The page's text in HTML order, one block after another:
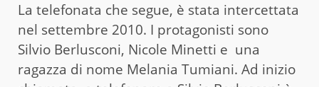
La telefonata che segue, è stata intercettata
nel settembre 2010. I protagonisti sono
Silvio Berlusconi, Nicole Minetti e una
ragazza di nome Melania Tumiani. Ad inizio